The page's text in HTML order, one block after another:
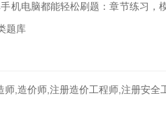
机电脑都能轻松刷题：章节练习
题库
,造价师,注册造价工程师,注册安